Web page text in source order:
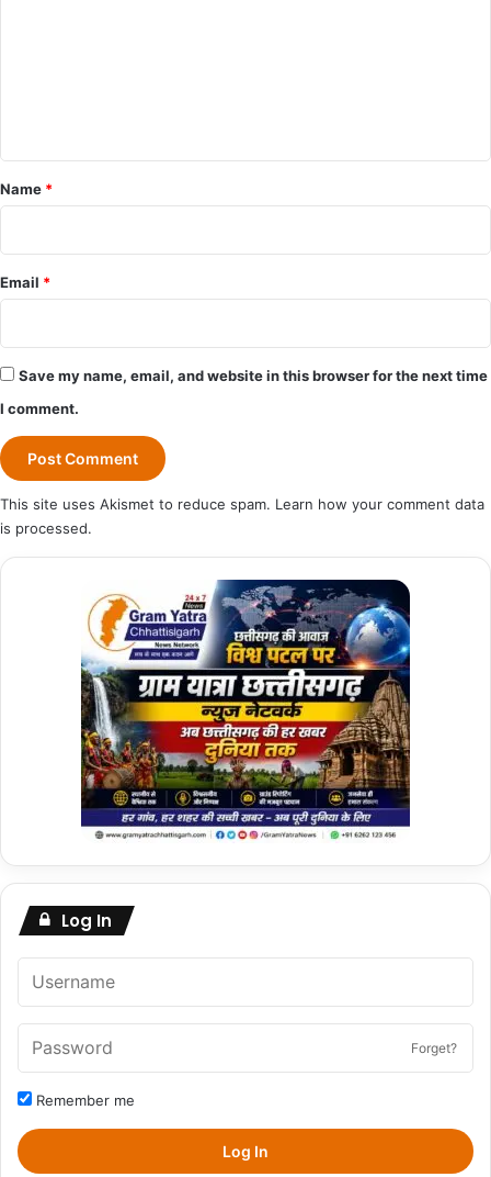
*
Name *
Email *
Save my name, email, and website in this browser for the next time
I comment.
This site uses Akismet to reduce spam. Learn how your comment data
is processed.
Log In
Forget?
Remember me
Log In